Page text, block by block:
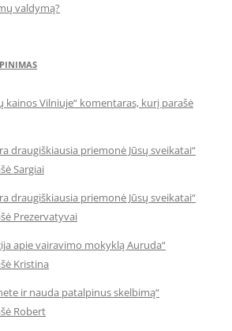
valdymą?
kainos Vilniuje“ komentaras, kurį parašė
draugiškiausia priemonė Jūsų sveikatai“
Sargiai
draugiškiausia priemonė Jūsų sveikatai“
Prezervatyvai
apie vairavimo mokyklą Auruda“
Kristina
ir nauda patalpinus skelbimą“
Robert